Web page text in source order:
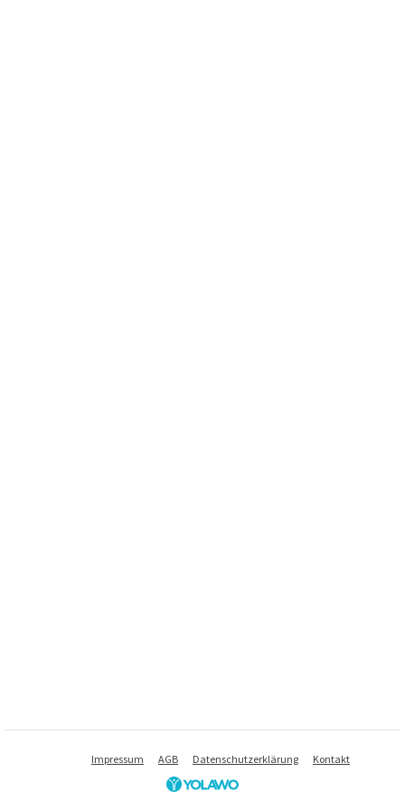
Impressum AGB Datenschutzerklärung Kontakt